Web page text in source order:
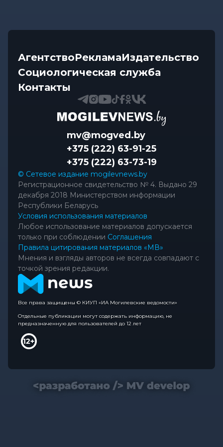
АгентствоРекламаИздательство
Социологическая служба
Контакты
mv@mogved.by
+375 (222) 63-91-25
+375 (222) 63-73-19
© Сетевое издание mogilevnews.by
Регистрационное свидетельство № 4. Выдано 29
декабря 2018 Министерством информации
Республики Беларусь
Условия использования материалов
Любое использование материалов допускается
только при соблюдении Соглашения
Правила цитирования материалов «МВ»
Мнения и взгляды авторов не всегда совпадают с
точкой зрения редакции.
Все права защищены © КИУП «ИА Могилевские ведомости»
Отдельные публикации могут содержать информацию, не
предназначенную для пользователей до 12 лет